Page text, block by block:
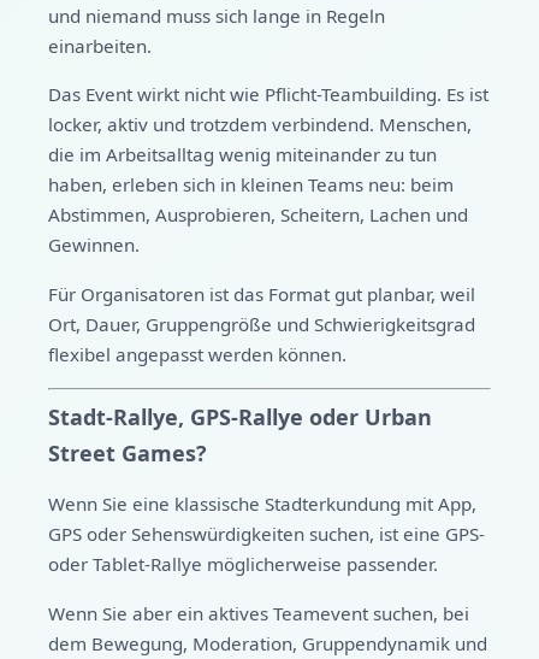
und niemand muss sich lange in Regeln
einarbeiten.
Das Event wirkt nicht wie Pflicht-Teambuilding. Es ist
locker, aktiv und trotzdem verbindend. Menschen,
die im Arbeitsalltag wenig miteinander zu tun
haben, erleben sich in kleinen Teams neu: beim
Abstimmen, Ausprobieren, Scheitern, Lachen und
Gewinnen.
Für Organisatoren ist das Format gut planbar, weil
Ort, Dauer, Gruppengröße und Schwierigkeitsgrad
flexibel angepasst werden können.
Stadt-Rallye, GPS-Rallye oder Urban
Street Games?
Wenn Sie eine klassische Stadterkundung mit App,
GPS oder Sehenswürdigkeiten suchen, ist eine GPS-
oder Tablet-Rallye möglicherweise passender.
Wenn Sie aber ein aktives Teamevent suchen, bei
dem Bewegung, Moderation, Gruppendynamik und